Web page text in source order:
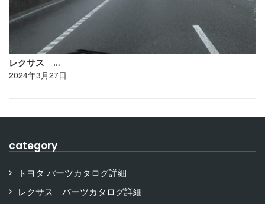
レクサス …
2024年3月27日
category
トヨタ パーツカタログ詳細
レクサス パーツカタログ詳細